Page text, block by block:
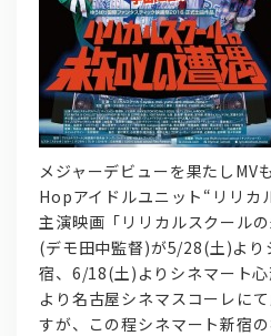
メジャーデビューを果たしMV
Hopアイドルユニット“リリカ
主演映画「リリカルスクールの
(デモ田中監督)が5/28(土)より
宿、6/18(土)よりシネマート
より名古屋シネマスコーレに
すが、この程シネマート新宿
問い合わせ, 取材,
lyrical school official